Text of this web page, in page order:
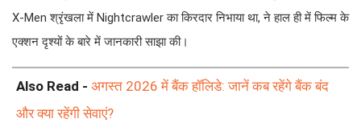
X-Men श्रृंखला में Nightcrawler का किरदार निभाया था, ने हाल ही में फिल्म के
एक्शन दृश्यों के बारे में जानकारी साझा की।
Also Read - अगस्त 2026 में बैंक हॉलिडे: जानें कब रहेंगे बैंक बंद
और क्या रहेंगी सेवाएं?